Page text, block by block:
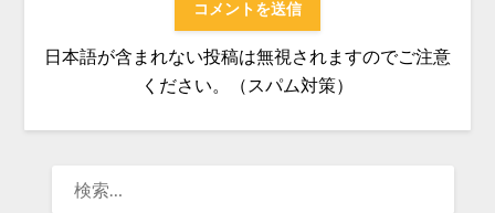
日本語が含まれない投稿は無視されますのでご注意
ください。（スパム対策）